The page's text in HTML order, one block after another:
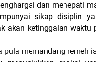
dan menepati
sikap disiplin
akan ketinggalan waktu
memandang remeh